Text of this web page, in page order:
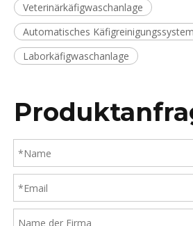
Veterinärkäfigwaschanlage
Automatisches Käfigreinigungssystem
Laborkäfigwaschanlage